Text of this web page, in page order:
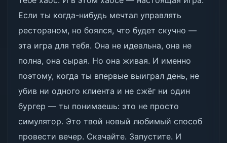
Если ты когда-нибудь мечтал управлять
рестораном, но боялся, что будет скучно —
эта игра для тебя. Она не идеальна, она не
полна, она сырая. Но она живая. И именно
поэтому, когда ты впервые выиграл день, не
убив ни одного клиента и не сжёг ни один
бургер — ты понимаешь: это не просто
симулятор. Это твой новый любимый способ
провести вечер. Скачайте. Запустите. И